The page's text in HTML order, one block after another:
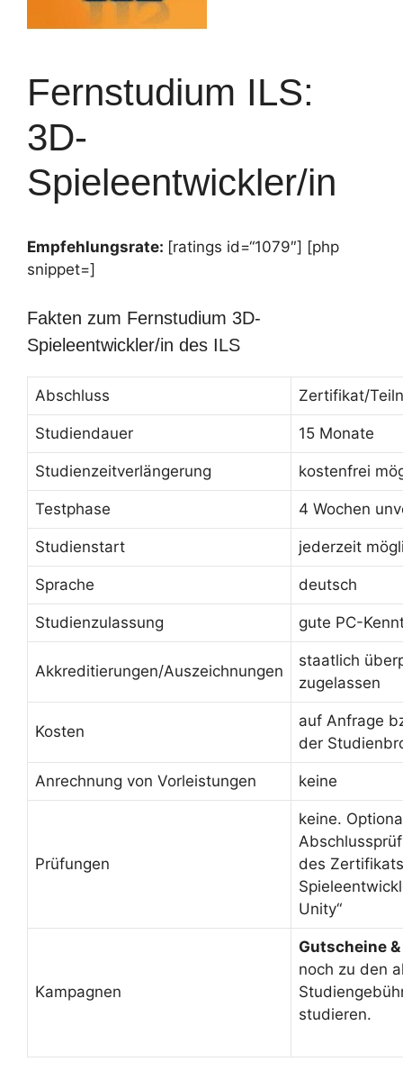
Fernstudium ILS:
3D-
Spieleentwickler/in
Empfehlungsrate: [ratings id=“1079″] [php
snippet=]
Fakten zum Fernstudium 3D-
Spieleentwickler/in des ILS
Abschluss Zertifikat/
Studiendauer 15 Monate
Studienzeitverlängerung kostenfrei
Testphase 4 Wochen
Studienstart jederzeit
Sprache deutsch
Studienzulassung gute PC-
Akkreditierungen/Auszeichnungen
staatlich
zugelassen
Kosten
auf Anfrage
der
Anrechnung von Vorleistungen keine
Prüfungen
keine.
des
Unity“
Kampagnen
Gutscheine
noch zu den
studieren.